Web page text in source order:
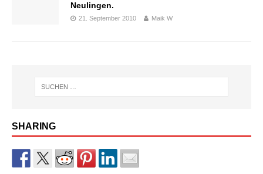
Neulingen.
21. September 2010 Maik W
SHARING